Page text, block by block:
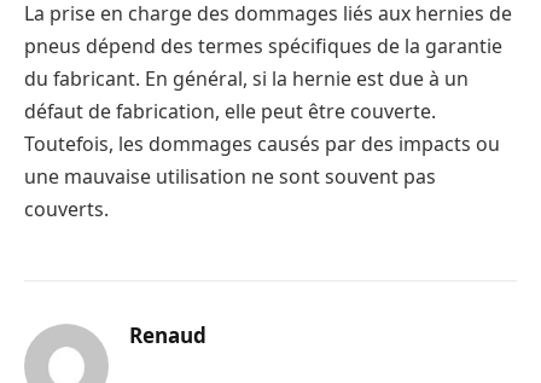
La prise en charge des dommages liés aux hernies de
pneus dépend des termes spécifiques de la garantie
du fabricant. En général, si la hernie est due à un
défaut de fabrication, elle peut être couverte.
Toutefois, les dommages causés par des impacts ou
une mauvaise utilisation ne sont souvent pas
couverts.
Renaud